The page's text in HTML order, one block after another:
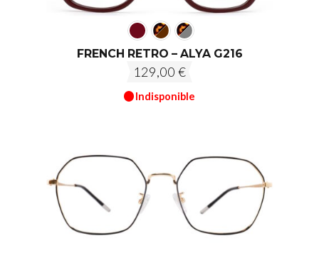
FRENCH RETRO – ALYA G216
129,00 €
Indisponible